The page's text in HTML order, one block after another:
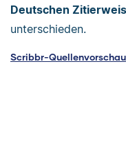
Deutschen
unterschieden.
Scribbr-Quellenvorschau